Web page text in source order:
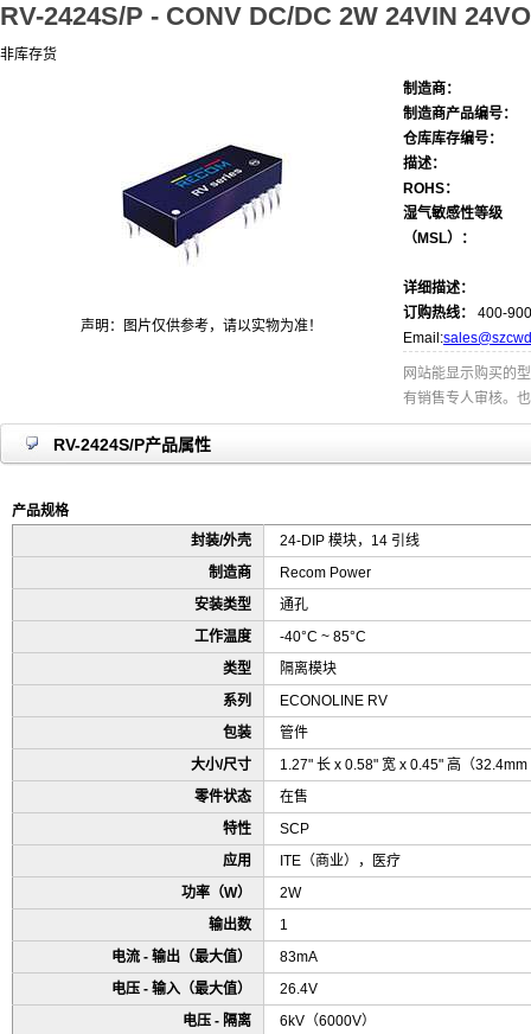
RV-2424S/P - CONV DC/DC 2W 24VIN
非库存货
声明：图片仅供参考，请以实物为准！
制造商：
制造商产品编号：
仓库库存编号：
描述：
ROHS：
湿气敏感性等级
（MSL）：
详细描述：
订购热线：
400-
Email:
网站能显示购买的
有销售专人审核。
RV-2424S/P产品属性
产品规格
封装/外壳
24-DIP 模块，14 引线
制造商
Recom Power
安装类型
通孔
工作温度
-40°C ~ 85°C
类型
隔离模块
系列
ECONOLINE RV
包装
管件
大小/尺寸
1.27" 长 x 0.58" 宽 x 0.45" 高（
零件状态
在售
特性
SCP
应用
ITE（商业），医疗
功率（W）
2W
输出数
1
电流 - 输出（最大值）
83mA
电压 - 输入（最大值）
26.4V
电压 - 隔离
6kV（6000V）